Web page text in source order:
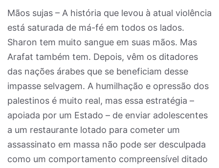
Mãos sujas – A história que levou à atual violência
está saturada de má-fé em todos os lados.
Sharon tem muito sangue em suas mãos. Mas
Arafat também tem. Depois, vêm os ditadores
das nações árabes que se beneficiam desse
impasse selvagem. A humilhação e opressão dos
palestinos é muito real, mas essa estratégia –
apoiada por um Estado – de enviar adolescentes
a um restaurante lotado para cometer um
assassinato em massa não pode ser desculpada
como um comportamento compreensível ditado